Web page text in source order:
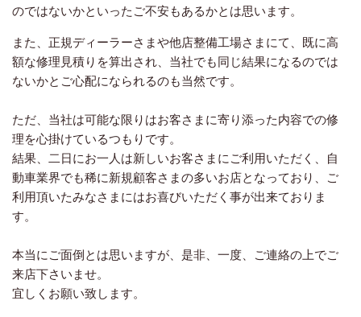
のではないかといったご不安もあるかとは思います。
また、正規ディーラーさまや他店整備工場さまにて、既に高
額な修理見積りを算出され、当社でも同じ結果になるのでは
ないかとご心配になられるのも当然です。
ただ、当社は可能な限りはお客さまに寄り添った内容での修
理を心掛けているつもりです。
結果、二日にお一人は新しいお客さまにご利用いただく、自
動車業界でも稀に新規顧客さまの多いお店となっており、ご
利用頂いたみなさまにはお喜びいただく事が出来ておりま
す。
本当にご面倒とは思いますが、是非、一度、ご連絡の上でご
来店下さいませ。
宜しくお願い致します。